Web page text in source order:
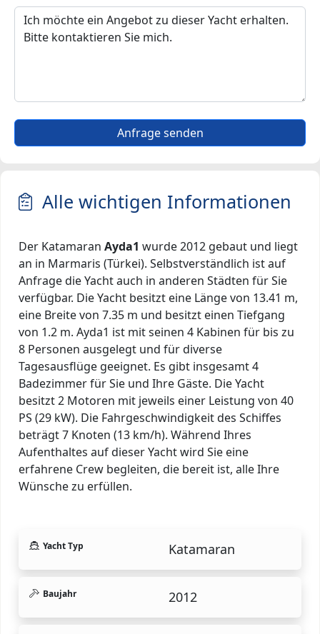
Anfrage senden
Alle wichtigen Informationen
Der Katamaran Ayda1 wurde 2012 gebaut und liegt
an in Marmaris (Türkei). Selbstverständlich ist auf
Anfrage die Yacht auch in anderen Städten für Sie
verfügbar. Die Yacht besitzt eine Länge von 13.41 m,
eine Breite von 7.35 m und besitzt einen Tiefgang
von 1.2 m. Ayda1 ist mit seinen 4 Kabinen für bis zu
8 Personen ausgelegt und für diverse
Tagesausflüge geeignet. Es gibt insgesamt 4
Badezimmer für Sie und Ihre Gäste. Die Yacht
besitzt 2 Motoren mit jeweils einer Leistung von 40
PS (29 kW). Die Fahrgeschwindigkeit des Schiffes
beträgt 7 Knoten (13 km/h). Während Ihres
Aufenthaltes auf dieser Yacht wird Sie eine
erfahrene Crew begleiten, die bereit ist, alle Ihre
Wünsche zu erfüllen.
Yacht Typ Katamaran
Baujahr 2012